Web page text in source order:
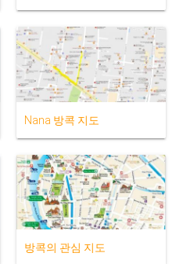
Nana 방콕 지도
방콕의 관심 지도